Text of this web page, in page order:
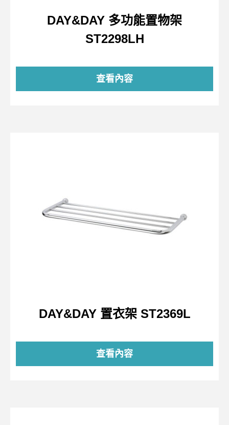
DAY&DAY 多功能置物架
ST2298LH
查看內容
DAY&DAY 置衣架 ST2369L
查看內容